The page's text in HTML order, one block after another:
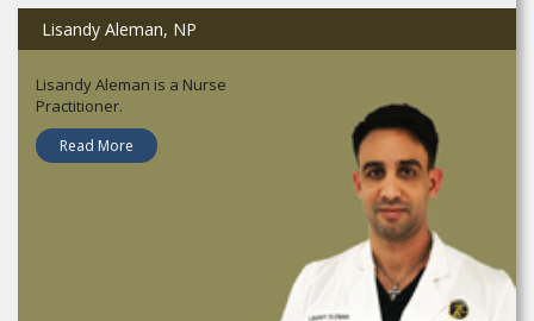
Lisandy Aleman, NP
Lisandy Aleman is a Nurse
Practitioner.
Read More